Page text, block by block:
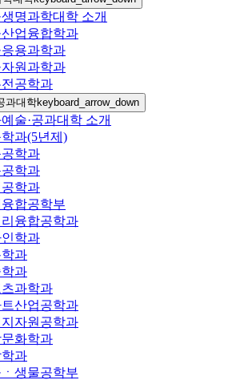
명과학대학 소개
업융합학과
용과학과
원과학과
공학과
과대학keyboard_arrow_down
술·공과대학 소개
과(5년제)
학과
공학과
학과
합공학부
융합공학과
학과
과
과
과학과
산업공학과
자원공학과
화학과
과
생물공학부